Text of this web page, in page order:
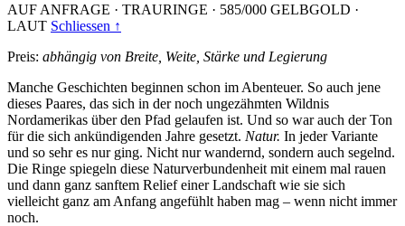
AUF ANFRAGE · TRAURINGE · 585/000 GELBGOLD ·
LAUT Schliessen ↑
Preis: abhängig von Breite, Weite, Stärke und Legierung
Manche Geschichten beginnen schon im Abenteuer. So auch jene
dieses Paares, das sich in der noch ungezähmten Wildnis
Nordamerikas über den Pfad gelaufen ist. Und so war auch der Ton
für die sich ankündigenden Jahre gesetzt. Natur. In jeder Variante
und so sehr es nur ging. Nicht nur wandernd, sondern auch segelnd.
Die Ringe spiegeln diese Naturverbundenheit mit einem mal rauen
und dann ganz sanftem Relief einer Landschaft wie sie sich
vielleicht ganz am Anfang angefühlt haben mag – wenn nicht immer
noch.